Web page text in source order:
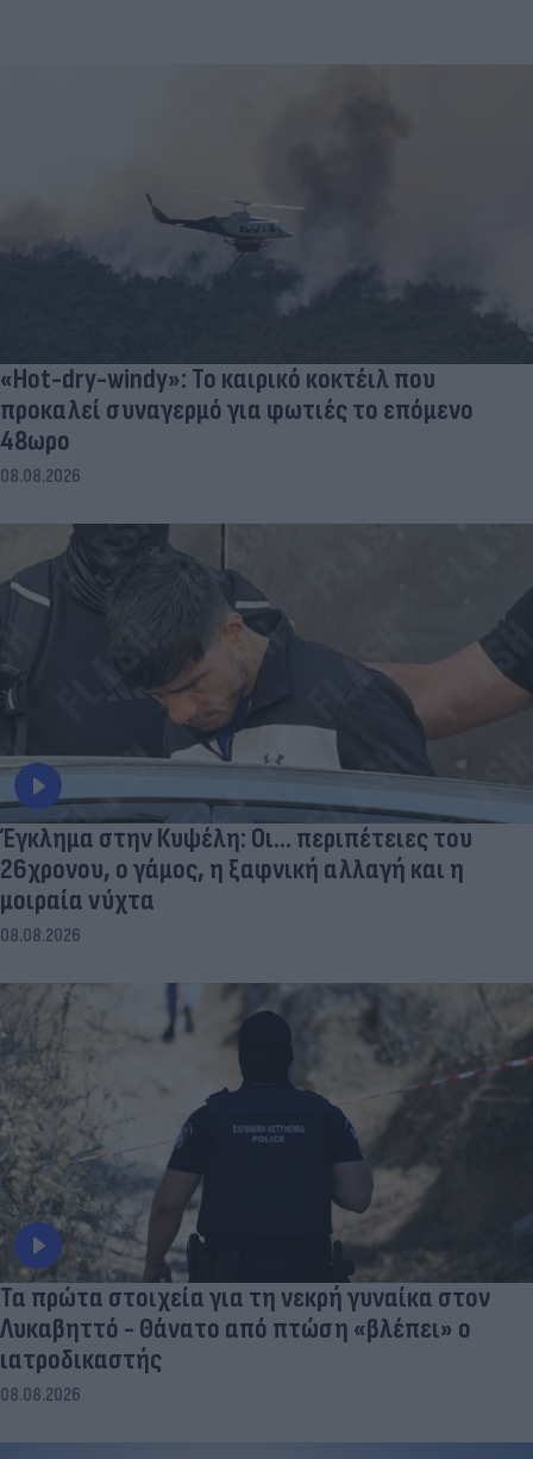
«Hot-dry-windy»: Το καιρικό κοκτέιλ που
προκαλεί συναγερμό για φωτιές το επόμενο
48ωρο
08.08.2026
Έγκλημα στην Κυψέλη: Οι... περιπέτειες του
26χρονου, ο γάμος, η ξαφνική αλλαγή και η
μοιραία νύχτα
08.08.2026
Τα πρώτα στοιχεία για τη νεκρή γυναίκα στον
Λυκαβηττό - Θάνατο από πτώση «βλέπει» ο
ιατροδικαστής
08.08.2026